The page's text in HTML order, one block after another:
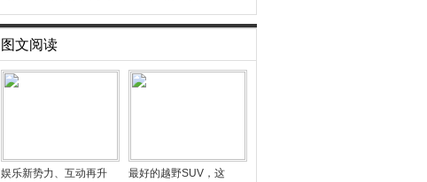
图文阅读
娱乐新势力、互动再升 最好的越野SUV，这